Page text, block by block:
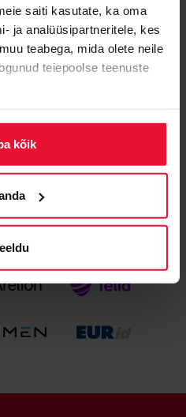
saiti kasutate, ka oma
ja analüüsipartneritele, kes
teabega, mida olete neile
teiepoolse teenuste
kõik
Järgmine
Domeenide
registreerimise TOP
aprillis 2003
sulle meie koostöö